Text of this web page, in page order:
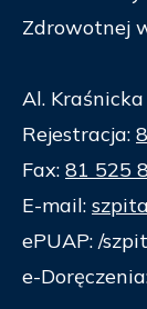
Zdrowotnej
Al.
Rejestracja:
Fax: 81 525
E-mail:
ePUAP: /
e-